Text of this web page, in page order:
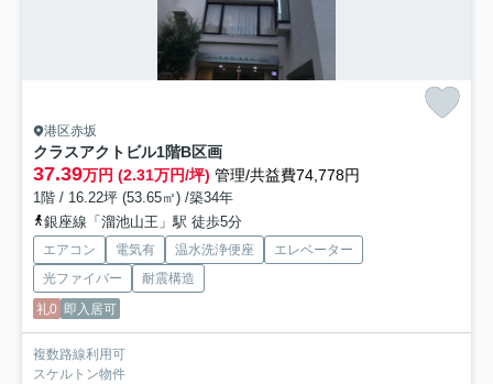
港区赤坂
クラスアクトビル1階B区画
37.39万円 (2.31万円/坪) 管理/共益費74,778円
1階 / 16.22坪 (53.65㎡) /築34年
銀座線「溜池山王」駅 徒歩5分
エアコン 電気有 温水洗浄便座
エレベーター
光ファイバー
耐震構造
礼0 即入居可
複数路線利用可
スケルトン物件